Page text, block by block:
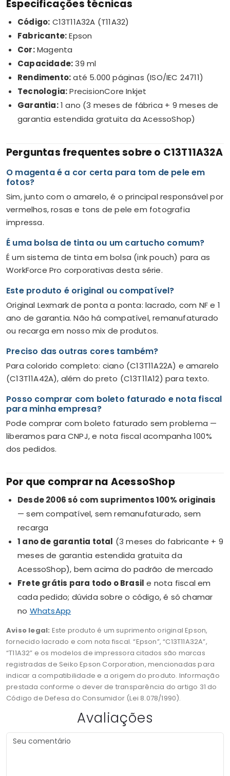
Especificações técnicas
Código: C13T11A32A (T11A32)
Fabricante:Epson
Cor:Magenta
Capacidade:39 ml
Rendimento:até 5.000 páginas (ISO/IEC 24711)
Tecnologia:PrecisionCore Inkjet
Garantia:1 ano (3 meses de fábrica + 9 meses de
garantia estendida gratuita da AcessoShop)
Perguntas frequentes sobre o C13T11A32A
O magenta é a cor certa para tom de pele em
fotos?
Sim, junto com o amarelo, é o principal responsável por
vermelhos, rosas e tons de pele em fotografia
impressa.
É uma bolsa de tinta ou um cartucho comum?
É um sistema de tinta em bolsa (ink pouch) para as
WorkForce Pro corporativas desta série.
Este produto é original ou compatível?
Original Lexmark de ponta a ponta: lacrado, com NF e 1
ano de garantia. Não há compatível, remanufaturado
ou recarga em nosso mix de produtos.
Preciso das outras cores também?
Para colorido completo: ciano (C13T11A22A) e amarelo
(C13T11A42A), além do preto (C13T11A12) para texto.
Posso comprar com boleto faturado e nota fiscal
para minha empresa?
Pode comprar com boleto faturado sem problema —
liberamos para CNPJ, e nota fiscal acompanha 100%
dos pedidos.
Por que comprar na AcessoShop
Desde 2006 só com suprimentos 100% originais
— sem compatível, sem remanufaturado, sem
recarga
1 ano de garantia total (3 meses do fabricante + 9
meses de garantia estendida gratuita da
AcessoShop), bem acima do padrão de mercado
Frete grátis para todo o Brasil e nota fiscal em
cada pedido; dúvida sobre o código, é só chamar
no WhatsApp
Aviso legal: Este produto é um suprimento original Epson,
fornecido lacrado e com nota fiscal. “Epson”, “C13T11A32A”,
“T11A32” e os modelos de impressora citados são marcas
registradas de Seiko Epson Corporation, mencionadas para
indicar a compatibilidade e a origem do produto. Informação
prestada conforme o dever de transparência do artigo 31 do
Código de Defesa do Consumidor (Lei 8.078/1990).
Avaliações